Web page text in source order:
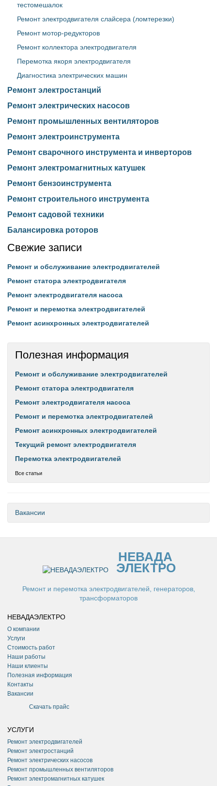
тестомешалок
Ремонт электродвигателя слайсера (ломтерезки)
Ремонт мотор-редукторов
Ремонт коллектора электродвигателя
Перемотка якоря электродвигателя
Диагностика электрических машин
Ремонт электростанций
Ремонт электрических насосов
Ремонт промышленных вентиляторов
Ремонт электроинструмента
Ремонт сварочного инструмента и инверторов
Ремонт электромагнитных катушек
Ремонт бензоинструмента
Ремонт строительного инструмента
Ремонт садовой техники
Балансировка роторов
Свежие записи
Ремонт и обслуживание электродвигателей
Ремонт статора электродвигателя
Ремонт электродвигателя насоса
Ремонт и перемотка электродвигателей
Ремонт асинхронных электродвигателей
Полезная информация
Ремонт и обслуживание электродвигателей
Ремонт статора электродвигателя
Ремонт электродвигателя насоса
Ремонт и перемотка электродвигателей
Ремонт асинхронных электродвигателей
Текущий ремонт электродвигателя
Перемотка электродвигателей
Все статьи
Вакансии
НЕВАДА
ЭЛЕКТРО
Ремонт и перемотка электродвигателей, генераторов,
трансформаторов
НЕВАДАЭЛЕКТРО
О компании
Услуги
Стоимость работ
Наши работы
Наши клиенты
Полезная информация
Контакты
Вакансии
Скачать прайс
УСЛУГИ
Ремонт электродвигателей
Ремонт электростанций
Ремонт электрических насосов
Ремонт промышленных вентиляторов
Ремонт электромагнитных катушек